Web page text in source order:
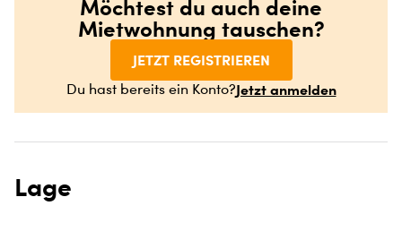
Möchtest du auch deine
Mietwohnung tauschen?
JETZT REGISTRIEREN
Du hast bereits ein Konto?Jetzt anmelden
Lage